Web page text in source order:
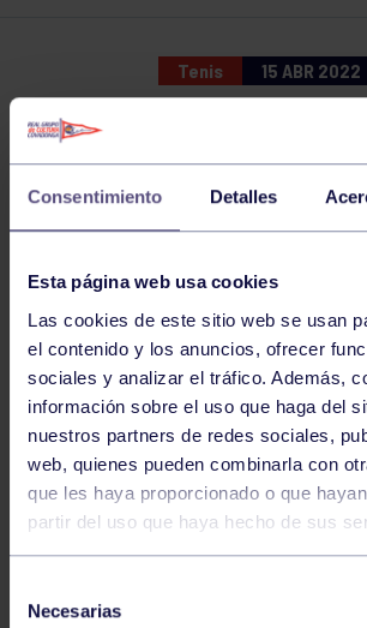
Consentimiento Detalles
Esta página web usa cookies
Las cookies de este sitio web se usan
el contenido y los anuncios, ofrecer
sociales y analizar el tráfico. Además,
información sobre el uso que haga del
nuestros partners de redes sociales,
web, quienes pueden combinarla con
que les haya proporcionado o que
partir del uso que haya hecho de sus
Necesarias
Tenis 15 ABR 2022
NOTICIAS
Tenis 05 Ago 2026
VII TORNEO ABANCA